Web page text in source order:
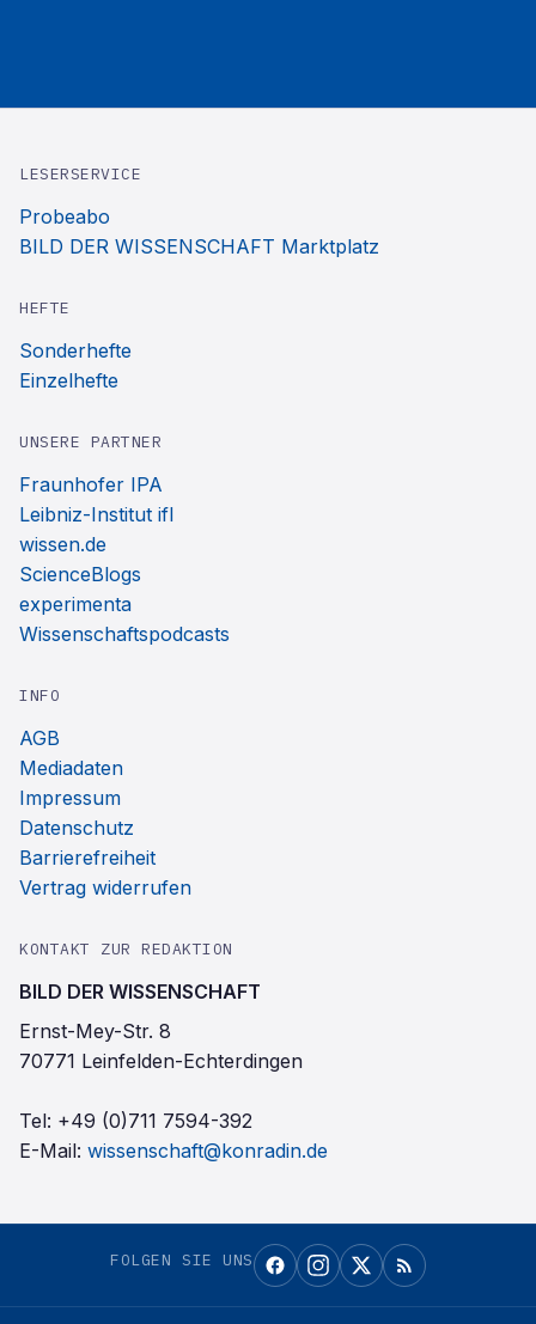
LESERSERVICE
Probeabo
BILD DER WISSENSCHAFT Marktplatz
HEFTE
Sonderhefte
Einzelhefte
UNSERE PARTNER
Fraunhofer IPA
Leibniz-Institut ifl
wissen.de
ScienceBlogs
experimenta
Wissenschaftspodcasts
INFO
AGB
Mediadaten
Impressum
Datenschutz
Barrierefreiheit
Vertrag widerrufen
KONTAKT ZUR REDAKTION
BILD DER WISSENSCHAFT
Ernst-Mey-Str. 8
70771 Leinfelden-Echterdingen
Tel: +49 (0)711 7594-392
E-Mail: wissenschaft@konradin.de
FOLGEN SIE UNS